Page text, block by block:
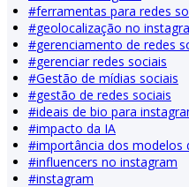
#ferramentas para redes
#geolocalização no
#gerenciamento de redes
#gerenciar redes sociais
#Gestão de mídias sociais
#gestão de redes sociais
#ideais de bio para
#impacto da IA
#importância dos modelos
#influencers no instagram
#instagram